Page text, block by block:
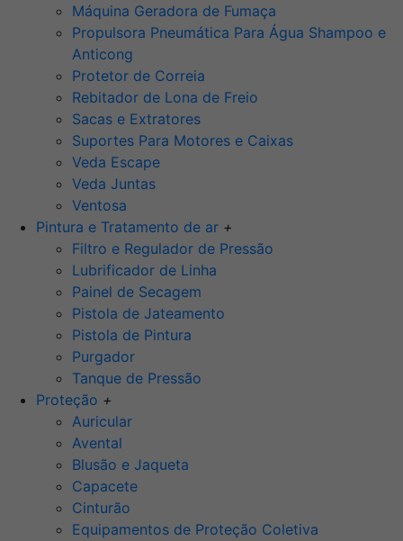
Máquina Geradora de Fumaça
Propulsora Pneumática Para Água Shampoo e
Anticong
Protetor de Correia
Rebitador de Lona de Freio
Sacas e Extratores
Suportes Para Motores e Caixas
Veda Escape
Veda Juntas
Ventosa
Pintura e Tratamento de ar +
Filtro e Regulador de Pressão
Lubrificador de Linha
Painel de Secagem
Pistola de Jateamento
Pistola de Pintura
Purgador
Tanque de Pressão
Proteção +
Auricular
Avental
Blusão e Jaqueta
Capacete
Cinturão
Equipamentos de Proteção Coletiva